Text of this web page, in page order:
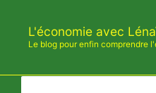
contenu
L'économie avec
Le blog pour enfin comprendre